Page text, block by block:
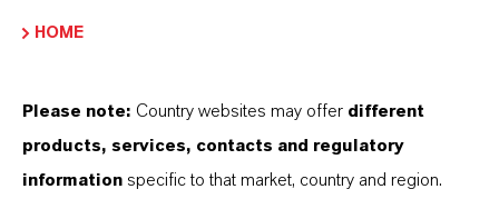
unseres Handelns stehen jedoch Sie: unsere
maßgeschneiderten Lösungen, globaler Präsenz
finden Sie gleich elf überzeugende Gründe, warum
HOME
Please note: Country websites may offer different
products, services, contacts and regulatory
information specific to that market, country and region.